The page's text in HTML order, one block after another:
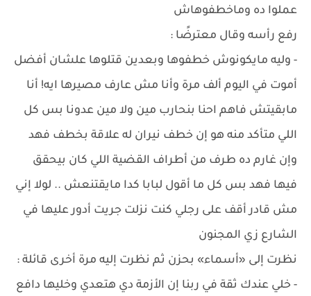
عملوا ده وماخطفوهاش
رفع رأسه وقال معترضًا :
- وليه مايكونوش خطفوها وبعدين قتلوها علشان أفضل
أموت في اليوم ألف مرة وأنا مش عارف مصيرها ايه! أنا
مابقيتش فاهم احنا بنحارب مين ولا مين عدونا بس كل
اللي متأكد منه هو إن خطف نيران له علاقة بخطف فهد
وإن غارم ده طرف من أطراف القضية اللي كان بيحقق
فيها فهد بس كل ما أقول لبابا كدا مايقتنعش .. لولا إني
مش قادر أقف على رجلي كنت نزلت جريت أدور عليها في
الشارع زي المجنون
نظرت إلى «أسماء» بحزن ثم نظرت إليه مرة أخرى قائلة :
- خلي عندك ثقة في ربنا إن الأزمة دي هتعدي وخليها دافع